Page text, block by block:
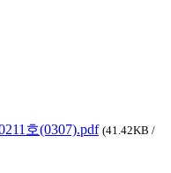
호(0307).pdf (41.42KB /